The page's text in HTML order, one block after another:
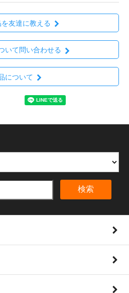
友達に教える
いて問い合わせる
について
検索